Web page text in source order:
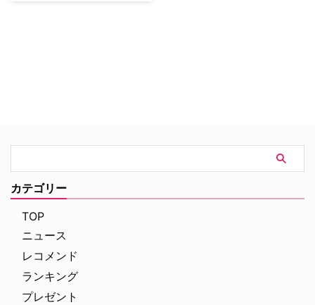
らゆる危機が襲う。
カテゴリー
TOP
ニュース
レコメンド
ランキング
プレゼント